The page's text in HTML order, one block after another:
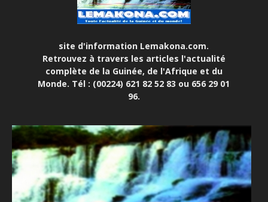
site d'information Lemakona.com.
Retrouvez à travers les articles l'actualité
complète de la Guinée, de l'Afrique et du
Monde. Tél : (00224) 621 82 52 83 ou 656 29 01
96.